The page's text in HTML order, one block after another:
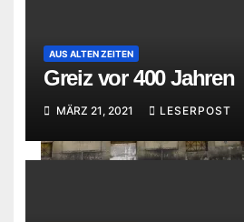
Die Absperrungen vor dem
wurden am 21. März 2018
AUS ALTEN ZEITEN
Greiz vor 400 Jahren
MÄRZ 21, 2021 LESERPOST